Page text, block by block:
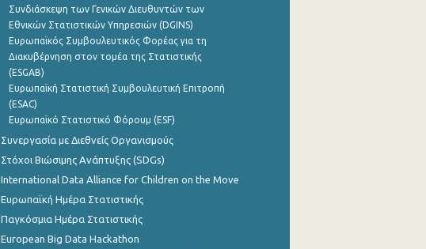
Συνδιάσκεψη των Γενικών Διευθυντών των
Εθνικών Στατιστικών Υπηρεσιών (DGINS)
Ευρωπαϊκός Συμβουλευτικός Φορέας για τη
Διακυβέρνηση στον τομέα της Στατιστικής
(ESGAB)
Ευρωπαϊκή Στατιστική Συμβουλευτική Επιτροπή
(ESAC)
Ευρωπαϊκό Στατιστικό Φόρουμ (ESF)
Συνεργασία με Διεθνείς Οργανισμούς
Στόχοι Βιώσιμης Ανάπτυξης (SDGs)
International Data Alliance for Children on the Move
Ευρωπαϊκή Ημέρα Στατιστικής
Παγκόσμια Ημέρα Στατιστικής
European Big Data Hackathon